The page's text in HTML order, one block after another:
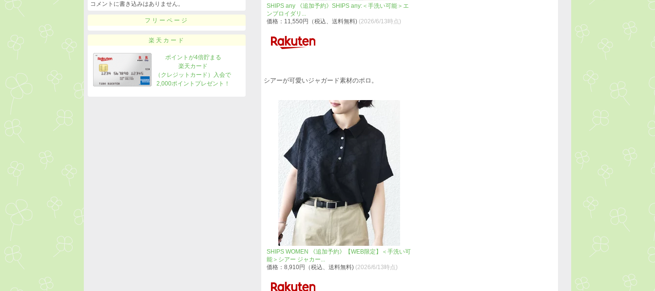
コメントに書き込みはありません。
フリーページ
楽天カード
ポイントが4倍貯まる
楽天カード
（クレジットカード）入会で
2,000ポイントプレゼント！
SHIPS any 《追加予約》SHIPS any:＜手洗い可能＞エ
ンブロイダリ...
価格：11,550円（税込、送料無料) (2026/6/13時点)
シアーが可愛いジャガード素材のポロ。
SHIPS WOMEN 《追加予約》【WEB限定】＜手洗い可
能＞シアー ジャカー...
価格：8,910円（税込、送料無料) (2026/6/13時点)